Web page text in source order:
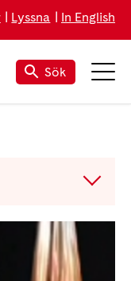
Lyssna In English
Sök